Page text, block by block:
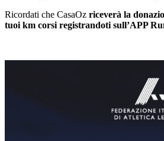
Ricordati che CasaOz riceverà la
tuoi km corsi registrandoti sull’APP